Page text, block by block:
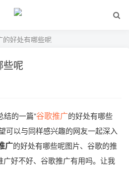
的好处有哪些呢
些呢
的一篇“谷歌推广的好处有哪些
可以与同样感兴趣的网友一起深入
广的好处有哪些呢图片、谷歌的推
好不好、谷歌推广有用吗。让我